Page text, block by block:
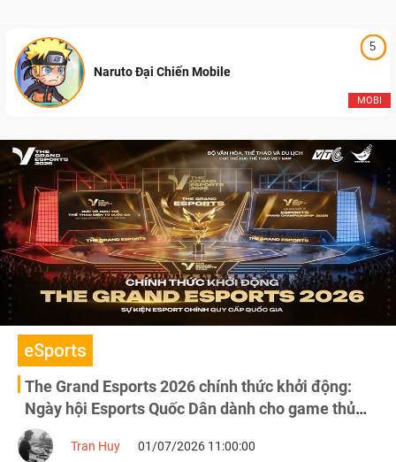
5
MOBI
Naruto Đại Chiến Mobile
eSports
The Grand Esports 2026 chính thức khởi động:
Ngày hội Esports Quốc Dân dành cho game thủ
Việt
Tran Huy 01/07/2026 11:00:00